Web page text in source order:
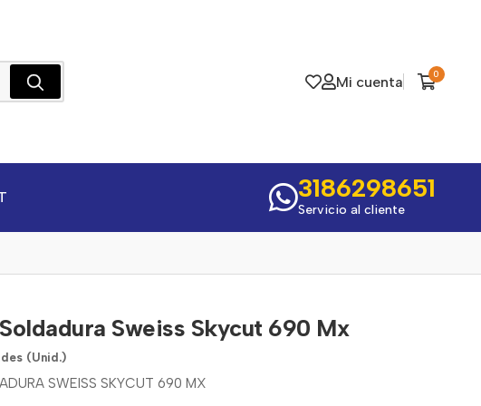
Mi cuenta 0
3186298651
Servicio al cliente
Sweiss Skycut 690 Mx
(Unid.)
SWEISS SKYCUT 690 MX